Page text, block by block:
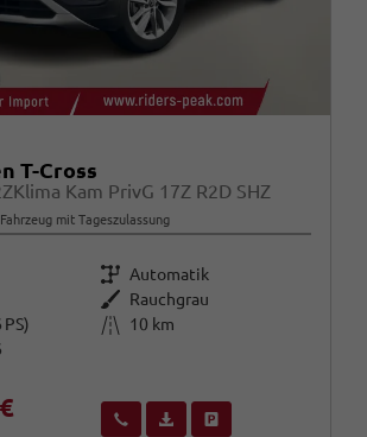
T-Cross
Kam PrivG 17Z R2D SHZ
Fahrzeug mit Tageszulassung
Getriebe Automatik
Außenfarbe
Rauchgrau
Kilometerstand
10 km
Wir rufen Sie anFahrzeugexposé (PDF)